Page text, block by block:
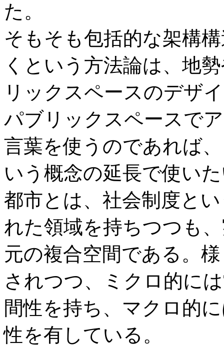
た。
そもそも包括的な架構
くという方法論は、地
リックスペースのデザ
パブリックスペースで
言葉を使うのであれば
いう概念の延長で使い
都市とは、社会制度と
れた領域を持ちつつも
元の複合空間である。
されつつ、ミクロ的に
間性を持ち、マクロ的
性を有している。